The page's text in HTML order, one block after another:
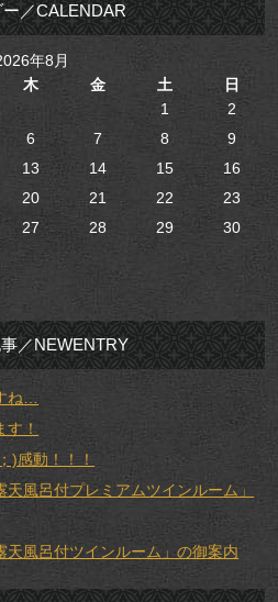
ー／CALENDAR
年8月
木 金 土
日
1
2
6 7 8
9
13 14 15
16
20 21 22
23
27 28 29
30
／NEWENTRY
ね…
！
)感動！！！
風呂付プレミアムツインルーム」
天風呂付ツインルーム」の御案内